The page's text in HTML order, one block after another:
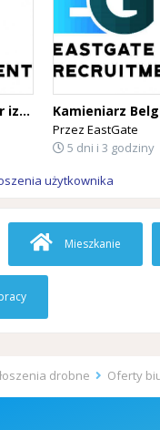
Monter aplikator izolacji PUR Belgia Kamieniarz
Przez EastGate
5 dni i 3 godziny
użytkownika
Mieszkanie
drobne Oferty